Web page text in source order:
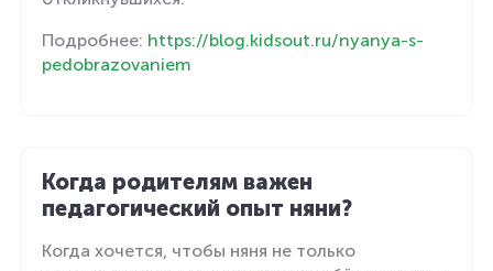
Подробнее: https://blog.kidsout.ru/nyanya-s-
pedobrazovaniem
Когда родителям важен
педагогический опыт няни?
Когда хочется, чтобы няня не только